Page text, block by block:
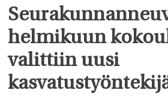
Kirkot
Apua & tukea
Tule mukaan
Hautausmaa
helmikuun
valittiin uusi